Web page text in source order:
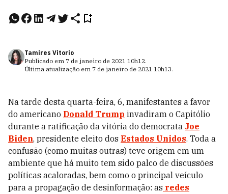
Tamires Vitorio
Publicado em 7 de janeiro de 2021 10h12.
Última atualização em 7 de janeiro de 2021 10h13.
Na tarde desta quarta-feira, 6, manifestantes a favor
do americano Donald Trump invadiram o Capitólio
durante a ratificação da vitória do democrata Joe
Biden, presidente eleito dos Estados Unidos. Toda a
confusão (como muitas outras) teve origem em um
ambiente que há muito tem sido palco de discussões
políticas acaloradas, bem como o principal veículo
para a propagação de desinformação: as redes